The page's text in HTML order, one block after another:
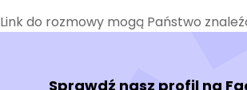
Link do rozmowy mogą Państwo
Sprawdź nasz profil na